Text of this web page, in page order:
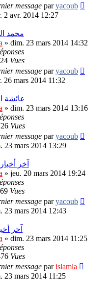
message paryacoub
2 avr. 2014 12:27
محمد
» dim. 23 mars 2014 14:32
Vues
message paryacoub
26 mars 2014 11:32
عائشة
» dim. 23 mars 2014 13:16
Vues
message paryacoub
23 mars 2014 13:29
آخر
» jeu. 20 mars 2014 19:24
Vues
message paryacoub
23 mars 2014 12:43
آخر
» dim. 23 mars 2014 11:25
Vues
message parislamla
23 mars 2014 11:25